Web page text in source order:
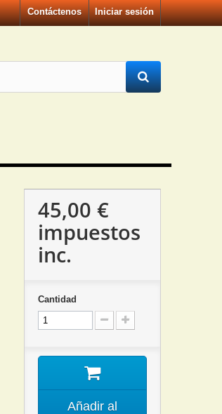
Iniciar sesión
Contáctenos
45,00 €
impuestos
inc.
Cantidad
Añadir al